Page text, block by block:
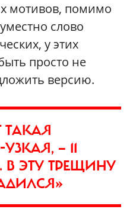
мотивов, помимо
слово
у этих
просто не
версию.
ТАКАЯ
— 11
В ЭТУ ТРЕЩИНУ